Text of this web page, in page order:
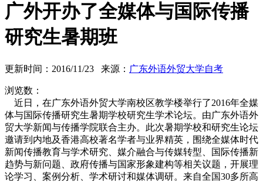
广外开办了全媒体与国际传播
研究生暑期班
更新时间：2016/11/23 来源： 广东外语外贸大学自考
浏览数：
近日，在广东外语外贸大学南校区教学楼举行了2016年全媒
体与国际传播研究生暑期学校研究生学术论坛。由广东外语外
贸大学新闻与传播学院联合主办。此次暑期学校和研究生论坛
邀请到内地及香港高校著名学者与业界精英，围绕全媒体时代
新闻传播教育与学术研究、媒介融合与传媒转型、国际传播新
趋势与新问题、政府传播与国家形象建构等相关议题，开展理
论学习、案例分析、学术研讨和媒体调研。来自全国30多所高